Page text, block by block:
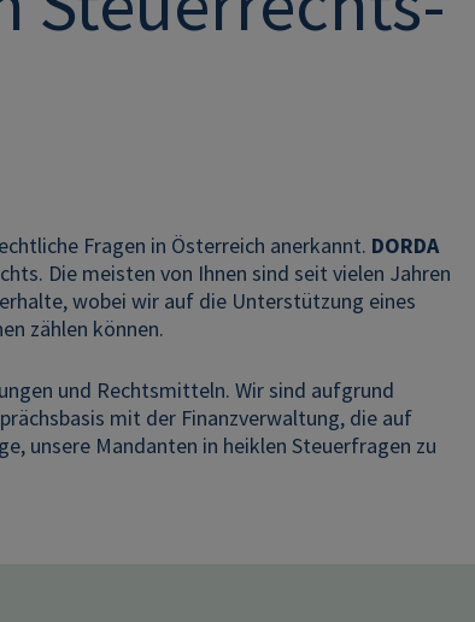
Fragen in Österreich anerkannt. DORDA
Die meisten von Ihnen sind seit vielen Jahren
wobei wir auf die Unterstützung eines
zählen können.
und Rechtsmitteln. Wir sind aufgrund
mit der Finanzverwaltung, die auf
unsere Mandanten in heiklen Steuerfragen zu